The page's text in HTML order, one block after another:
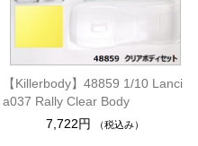
【Killerbody】48859 1/10 Lanci
a037 Rally Clear Body
7,722円
（税込み）